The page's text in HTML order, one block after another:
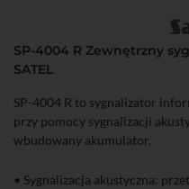
SP-4004 R Zewnętrzny
SATEL
SP-4004 R to sygnalizator
przy pomocy sygnalizacji
wbudowany akumulator.
• Sygnalizacja akustyczna: